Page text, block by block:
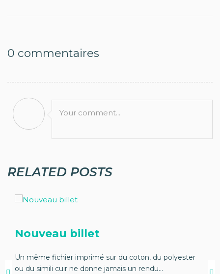
0 commentaires
Your comment...
RELATED POSTS
Nouveau billet
Un même fichier imprimé sur du coton, du polyester
ou du simili cuir ne donne jamais un rendu...